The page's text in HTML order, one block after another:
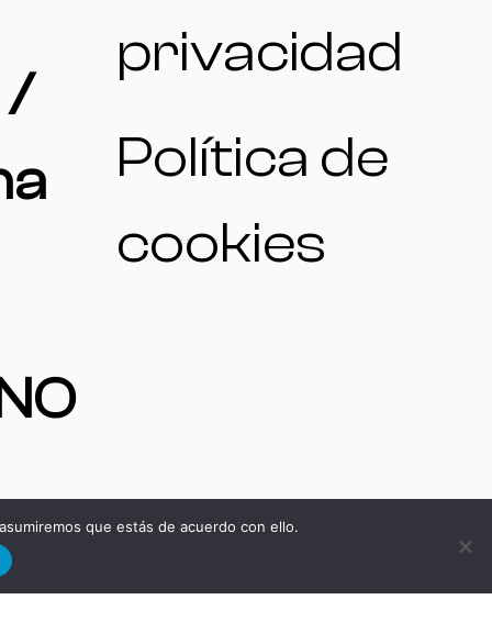
/
privacidad
Política de
cookies
que estás de acuerdo con ello.